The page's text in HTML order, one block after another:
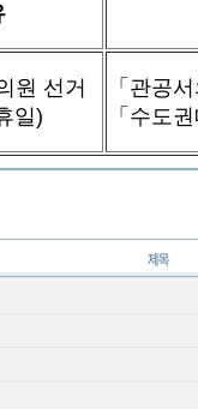
원 선거
일)
「관공
「수도